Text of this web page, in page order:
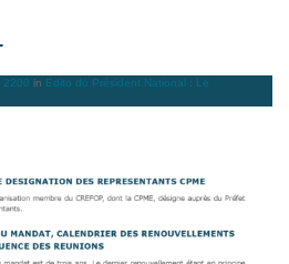
2200 in Edito du Président National : Le